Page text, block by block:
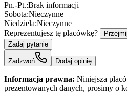
Pn.-Pt.:Brak informacji
Sobota:Nieczynne
Niedziela:Nieczynne
Reprezentujesz tę placówkę?
Zadaj pytanie
Zadzwoń Dodaj opinię
Informacja prawna: Niniejsza
prezentowanych danych, prosimy o